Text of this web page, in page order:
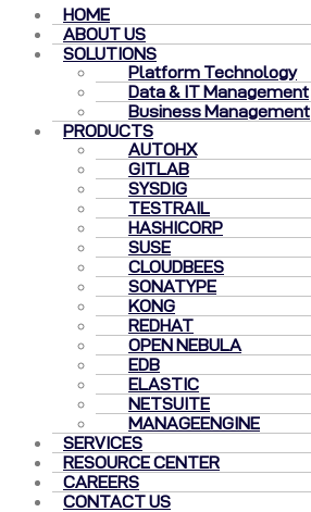
HOME
ABOUT US
SOLUTIONS
Platform Technology
Data & IT Management
Business Management
PRODUCTS
AUTOHX
GITLAB
SYSDIG
TESTRAIL
HASHICORP
SUSE
CLOUDBEES
SONATYPE
KONG
REDHAT
OPEN NEBULA
EDB
ELASTIC
NETSUITE
MANAGEENGINE
SERVICES
RESOURCE CENTER
CAREERS
CONTACT US